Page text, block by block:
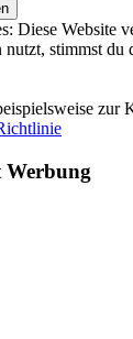
Diese Website
stimmst du
zur
Werbung